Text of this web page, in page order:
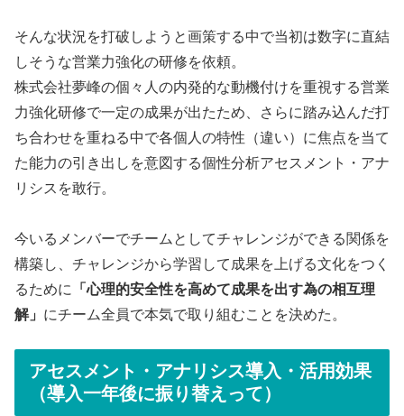
そんな状況を打破しようと画策する中で当初は数字に直結
しそうな営業力強化の研修を依頼。
株式会社夢峰の個々人の内発的な動機付けを重視する営業
力強化研修で一定の成果が出たため、さらに踏み込んだ打
ち合わせを重ねる中で各個人の特性（違い）に焦点を当て
た能力の引き出しを意図する個性分析アセスメント・アナ
リシスを敢行。
今いるメンバーでチームとしてチャレンジができる関係を
構築し、チャレンジから学習して成果を上げる文化をつく
るために
「心理的安全性を高めて成果を出す為の相互理
解」 にチーム全員で本気で取り組むことを決めた。
アセスメント・アナリシス導入・活用効果
（導入一年後に振り替えって）